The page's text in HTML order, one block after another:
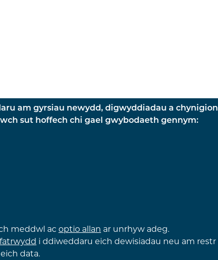
am gyrsiau newydd, digwyddiadau a
sut hoffech chi gael gwybodaeth gennym:
meddwl acoptio allan ar unrhyw adeg.
i ddiweddaru eich dewisiadau neu am restr
data.